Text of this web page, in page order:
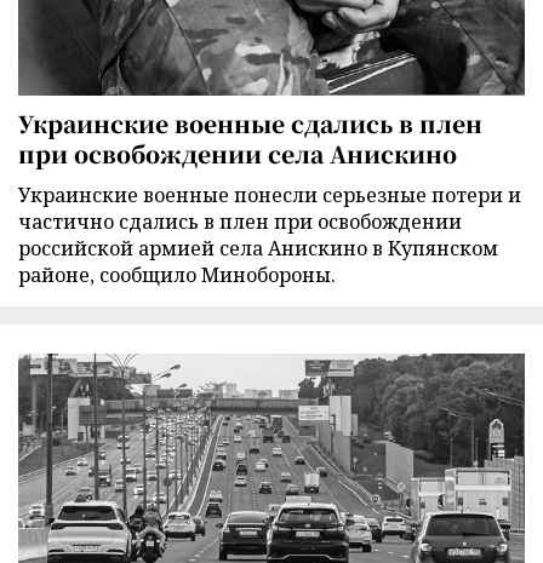
Украинские военные сдались в плен
при освобождении села Анискино
Украинские военные понесли серьезные потери и
частично сдались в плен при освобождении
российской армией села Анискино в Купянском
районе, сообщило Минобороны.